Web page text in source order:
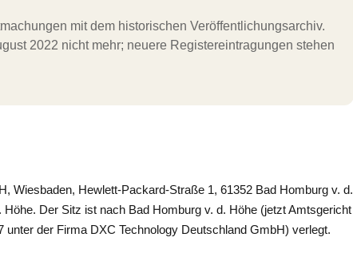
mit dem historischen Veröffentlichungsarchiv.
2022 nicht mehr; neuere Registereintragungen stehen
Wiesbaden, Hewlett-Packard-Straße 1, 61352 Bad Homburg v. d.
Der Sitz ist nach Bad Homburg v. d. Höhe (jetzt Amtsgericht
unter der Firma DXC Technology Deutschland GmbH) verlegt.